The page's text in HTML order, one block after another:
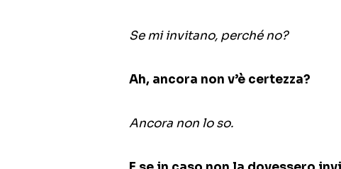
Se mi invitano, perché no?
Ah, ancora non v’è certezza?
Ancora non lo so.